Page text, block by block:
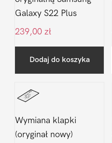
Galaxy S22 Plus
239,00 zł
Dodaj do koszyka
Wymiana klapki
(oryginał nowy)